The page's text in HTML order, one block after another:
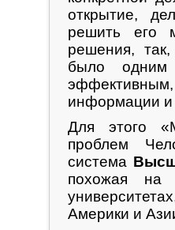
открытие,
решить его
решения,
было одним
информации и
Для этого
проблем
система
похожая на
Америки и